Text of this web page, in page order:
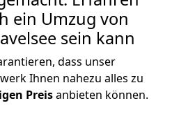
ein Umzug von
sein kann
dass unser
Ihnen nahezu alles zu
Preisanbieten können.